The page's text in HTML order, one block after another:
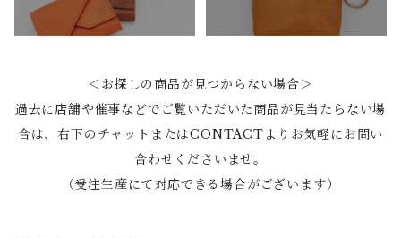
＜お探しの商品が見つからない場合＞
過去に店舗や催事などでご覧いただいた商品が見当たらない場
合は、右下のチャットまたはCONTACT よりお気軽にお問い
合わせくださいませ。
（受注生産にて対応できる場合がございます）